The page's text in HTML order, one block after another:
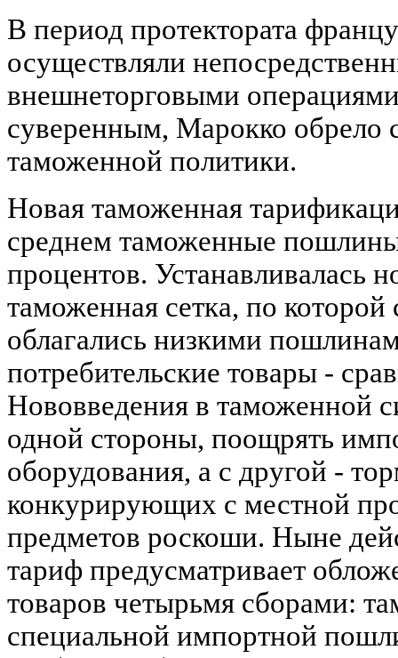
В период протектората
осуществляли
внешнеторговыми
суверенным, Марокко обрело
таможенной политики.
Новая таможенная
среднем таможенные
процентов. Устанавливалась
таможенная сетка, по
облагались низкими
потребительские товары -
Нововведения в таможенной
одной стороны, поощрять
оборудования, а с другой -
конкурирующих с местной
предметов роскоши. Ныне
тариф предусматривает
товаров четырьмя сборами:
специальной импортной